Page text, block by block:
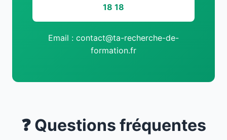
18 18
Email : contact@ta-recherche-de-
formation.fr
❓ Questions fréquentes